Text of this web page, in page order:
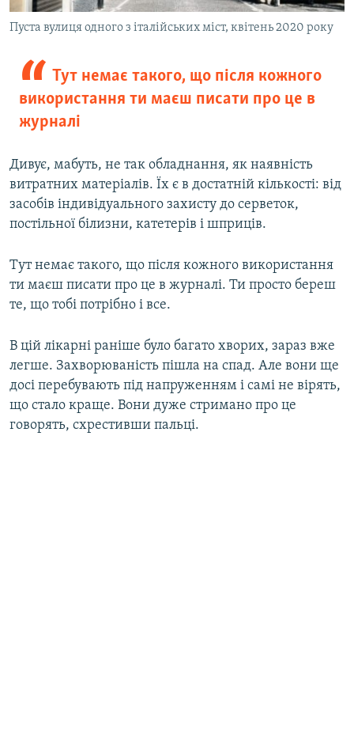
Пуста вулиця одного з італійських міст, квітень 2020 року
Тут немає такого, що після кожного
використання ти маєш писати про це в
журналі
Дивує, мабуть, не так обладнання, як наявність
витратних матеріалів. Їх є в достатній кількості: від
засобів індивідуального захисту до серветок,
постільної білизни, катетерів і шприців.
Тут немає такого, що після кожного використання
ти маєш писати про це в журналі. Ти просто береш
те, що тобі потрібно і все.
В цій лікарні раніше було багато хворих, зараз вже
легше. Захворюваність пішла на спад. Але вони ще
досі перебувають під напруженням і самі не вірять,
що стало краще. Вони дуже стримано про це
говорять, схрестивши пальці.